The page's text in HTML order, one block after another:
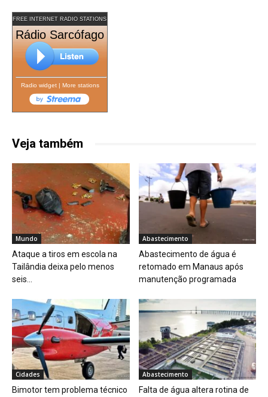
FREE INTERNET RADIO STATIONS
Rádio Sarcófago
Radio widget| More stations
Veja também
Mundo
Ataque a tiros em escola na
Tailândia deixa pelo menos
seis...
Abastecimento
Abastecimento de água é
retomado em Manaus após
manutenção programada
Cidades
Bimotor tem problema técnico
Abastecimento
Falta de água altera rotina de